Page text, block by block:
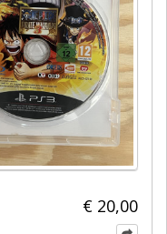
€ 20,00